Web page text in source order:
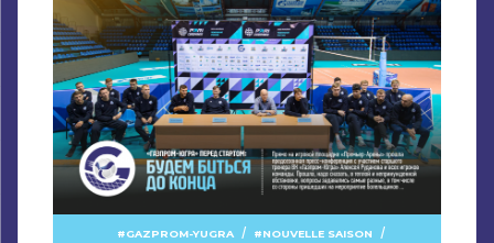
GAZPROM-YUGRA / NOUVELLE SAISON /